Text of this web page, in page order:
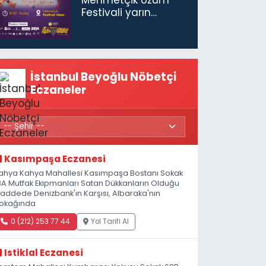
Festivali yarın
İstanbul Beyoğlu Nöbetçi
Eczaneler
Kasımpaşa Eczanesi
Kahya Mahallesi Kasımpaşa Bostanı Sokak
Mutfak Ekipmanları Satan Dükkanların Olduğu
Denizbank'ın Karşısı, Albaraka'nın
0 (212) 253 77 44 Yol Tarifi Al
Istiklal Eczanesi